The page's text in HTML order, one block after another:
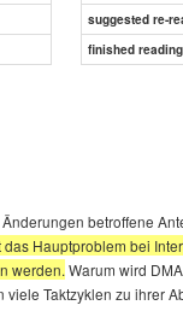
suggested re-
finished
betroffene
das Hauptproblem bei
werden. Warum wird
viele Taktzyklen zu ihrer